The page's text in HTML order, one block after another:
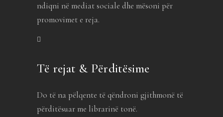
ndiqni në mediat sociale dhe mësoni për
promovimet e reja.
Të rejat & Përditësime
Do të na pëlqente të qëndroni gjithmonë të
përditësuar me librarinë tonë.